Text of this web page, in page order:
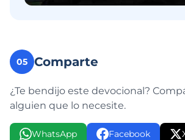
05 Comparte
¿Te bendijo este devocional?
alguien que lo necesite.
WhatsApp Facebook